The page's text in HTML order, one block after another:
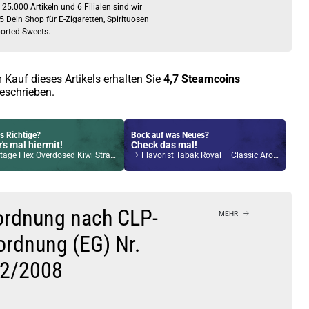
25.000 Artikeln und 6 Filialen sind wir
Dein Shop für E-Zigaretten, Spirituosen
Sweets.
Kauf dieses Artikels erhalten Sie 4,7 Steamcoins
Richtige?
mal hiermit!
Flex Overdosed Kiwi Strawberry Longfill Aroma
Bock auf was Neues?
Check das mal!
Flavorist Tabak Royal – Classic Aroma
nach CLP-
(EG) Nr.
2008
MEHR